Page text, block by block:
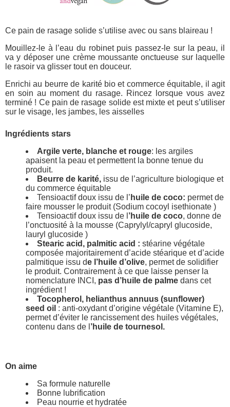
Ce pain de rasage solide s’utilise avec ou sans blaireau !
Mouillez-le à l’eau du robinet puis passez-le sur la peau, il
va y déposer une crème moussante onctueuse sur laquelle
le rasoir va glisser tout en douceur.
Enrichi au beurre de karité bio et commerce équitable, il agit
en soin au moment du rasage. Rincez lorsque vous avez
terminé ! Ce pain de rasage solide est mixte et peut s’utiliser
sur le visage, les jambes, les aisselles
Ingrédients stars
Argile verte, blanche et rouge: les argiles
apaisent la peau et permettent la bonne tenue du
produit.
Beurre de karité, issu de l’agriculture biologique et
du commerce équitable
Tensioactif doux issu de l’ huile de coco: permet de
faire mousser le produit (Sodium cocoyl isethionate )
Tensioactif doux issu de l ’huile de coco, donne de
l’onctuosité à la mousse (Caprylyl/capryl glucoside,
lauryl glucoside )
Stearic acid, palmitic acid : stéarine végétale
composée majoritairement d’acide stéarique et d’acide
palmitique issu de l’huile d’olive, permet de solidifier
le produit. Contrairement à ce que laisse penser la
nomenclature INCI, pas d’huile de palme dans cet
ingrédient !
Tocopherol, helianthus annuus (sunflower)
seed oil : anti-oxydant d’origine végétale (Vitamine E),
permet d’éviter le rancissement des huiles végétales,
contenu dans de l ’huile de tournesol.
On aime
Sa formule naturelle
Bonne lubrification
Peau nourrie et hydratée